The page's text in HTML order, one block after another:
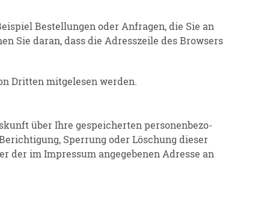
Bestel­lungen oder Anfragen, die Sie an
Sie daran, dass die Adress­zeile des Browsers
Dritten mitge­lesen werden.
über Ihre gespei­cherten perso­nen­be­zo­
Sperrung oder Löschung dieser
der im Impressum angege­benen Adresse an